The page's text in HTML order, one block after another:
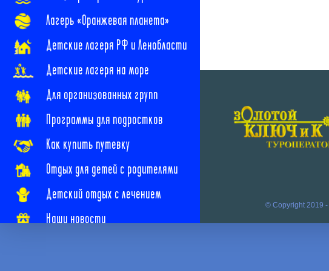
Лагерь «Оранжевая планета»
Детские лагеря РФ и Ленобласти
Детские лагеря на море
Для организованных групп
Программы для подростков
Как купить путевку
Отдых для детей с родителями
Детский отдых с лечением
Наши новости
© Copyright 2019 -